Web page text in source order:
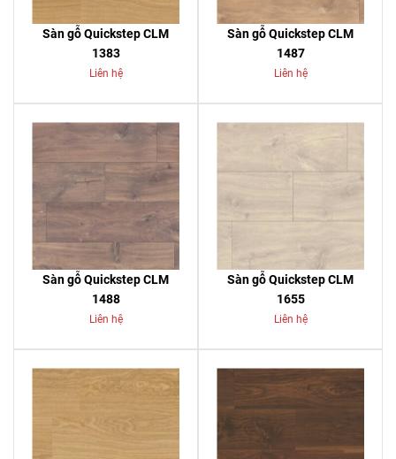
Sàn gỗ Quickstep CLM
1383
Liên hệ
Sàn gỗ Quickstep CLM
1487
Liên hệ
Sàn gỗ Quickstep CLM
1488
Liên hệ
Sàn gỗ Quickstep CLM
1655
Liên hệ